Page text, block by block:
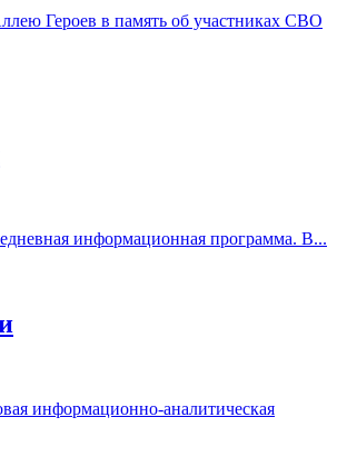
Героев в память об участниках СВО
информационная программа. В...
информационно-аналитическая